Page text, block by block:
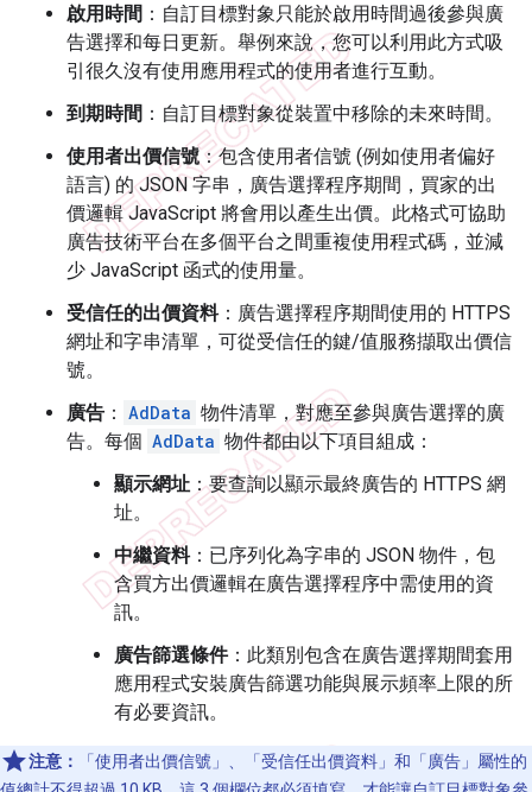
啟用時間 ：自訂目標對象只能於啟用時間過後參與廣
告選擇和每日更新。舉例來說，您可以利用此方式吸
引很久沒有使用應用程式的使用者進行互動。
到期時間 ：自訂目標對象從裝置中移除的未來時間。
使用者出價信號：包含使用者信號 (例如使用者偏好
語言) 的 JSON 字串，廣告選擇程序期間，買家的出
價邏輯 JavaScript 將會用以產生出價。此格式可協助
廣告技術平台在多個平台之間重複使用程式碼，並減
少 JavaScript 函式的使用量。
受信任的出價資料：廣告選擇程序期間使用的 HTTPS
網址和字串清單，可從受信任的鍵/值服務擷取出價信
號。
廣告 ： AdData 物件清單，對應至參與廣告選擇的廣
告。每個 AdData 物件都由以下項目組成：
顯示網址 ：要查詢以顯示最終廣告的 HTTPS 網
址。
中繼資料：已序列化為字串的 JSON 物件，包
含買方出價邏輯在廣告選擇程序中需使用的資
訊。
廣告篩選條件：此類別包含在廣告選擇期間套用
應用程式安裝廣告篩選功能與展示頻率上限的所
有必要資訊。
注意：
「使用者出價信號」、「受信任出價資料」和「廣告」屬性的